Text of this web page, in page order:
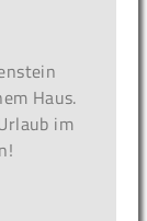
Haus.
im